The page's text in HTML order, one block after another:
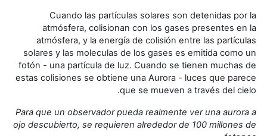
Cuando las partículas solares son detenidas por la
atmósfera, colisionan con los gases presentes en la
atmósfera, y la energía de colisión entre las partículas
solares y las moleculas de los gases es emitida como un
fotón - una partícula de luz. Cuando se tienen muchas de
estas colisiones se obtiene una Aurora - luces que parece
que se mueven a través del cielo.
Para que un observador pueda realmente ver una aurora a
ojo descubierto, se requieren alrededor de 100 millones de